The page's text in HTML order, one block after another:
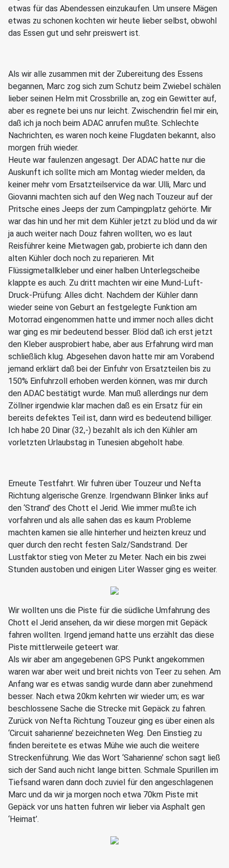
etwas für das Abendessen einzukaufen. Um unsere Mägen
etwas zu schonen kochten wir heute lieber selbst, obwohl
das Essen gut und sehr preiswert ist.
Als wir alle zusammen mit der Zubereitung des Essens
begannen, Marc zog sich zum Schutz beim Zwiebel schälen
lieber seinen Helm mit Crossbrille an, zog ein Gewitter auf,
aber es regnete bei uns nur leicht. Zwischendrin fiel mir ein,
daß ich ja noch beim ADAC anrufen mußte. Schlechte
Nachrichten, es waren noch keine Flugdaten bekannt, also
morgen früh wieder.
Heute war faulenzen angesagt. Der ADAC hatte nur die
Auskunft ich sollte mich am Montag wieder melden, da
keiner mehr vom Ersatzteilservice da war. Ulli, Marc und
Giovanni machten sich auf den Weg nach Touzeur auf der
Pritsche eines Jeeps der zum Campingplatz gehörte. Mir
war das hin und her mit dem Kühler jetzt zu blöd und da wir
ja auch weiter nach Douz fahren wollten, wo es laut
Reisführer keine Mietwagen gab, probierte ich dann den
alten Kühler doch noch zu reparieren. Mit
Flüssigmetallkleber und einer halben Unterlegscheibe
klappte es auch. Zu dritt machten wir eine Mund-Luft-
Druck-Prüfung: Alles dicht. Nachdem der Kühler dann
wieder seine von Geburt an festgelegte Funktion am
Motorrad eingenommen hatte und immer noch alles dicht
war ging es mir bedeutend besser. Blöd daß ich erst jetzt
den Kleber ausprobiert habe, aber aus Erfahrung wird man
schließlich klug. Abgesehen davon hatte mir am Vorabend
jemand erklärt daß bei der Einfuhr von Ersatzteilen bis zu
150% Einfuhrzoll erhoben werden können, was mir durch
den ADAC bestätigt wurde. Man muß allerdings nur dem
Zöllner irgendwie klar machen daß es ein Ersatz für ein
bereits defektes Teil ist, dann wird es bedeutend billiger.
Ich habe 20 Dinar (32,-) bezahlt als ich den Kühler am
vorletzten Urlaubstag in Tunesien abgeholt habe.
Erneute Testfahrt. Wir fuhren über Touzeur und Nefta
Richtung algerische Grenze. Irgendwann Blinker links auf
den ‘Strand’ des Chott el Jerid. Wie immer mußte ich
vorfahren und als alle sahen das es kaum Probleme
machten kamen sie alle hinterher und heizten kreuz und
quer durch den recht festen Salz/Sandstrand. Der
Lustfaktor stieg von Meter zu Meter. Nach ein bis zwei
Stunden austoben und einigen Liter Wasser ging es weiter.
Wir wollten uns die Piste für die südliche Umfahrung des
Chott el Jerid ansehen, da wir diese morgen mit Gepäck
fahren wollten. Irgend jemand hatte uns erzählt das diese
Piste mittlerweile geteert war.
Als wir aber am angegebenen GPS Punkt angekommen
waren war aber weit und breit nichts von Teer zu sehen. Am
Anfang war es etwas sandig wurde dann aber zunehmend
besser. Nach etwa 20km kehrten wir wieder um; es war
beschlossene Sache die Strecke mit Gepäck zu fahren.
Zurück von Nefta Richtung Touzeur ging es über einen als
‘Circuit saharienne’ bezeichneten Weg. Den Einstieg zu
finden bereitete es etwas Mühe wie auch die weitere
Streckenführung. Wie das Wort ‘Saharienne’ schon sagt ließ
sich der Sand auch nicht lange bitten. Schmale Spurillen im
Tiefsand waren dann doch zuviel für den angeschlagenen
Marc und da wir ja morgen noch etwa 70km Piste mit
Gepäck vor uns hatten fuhren wir lieber via Asphalt gen
‘Heimat’.